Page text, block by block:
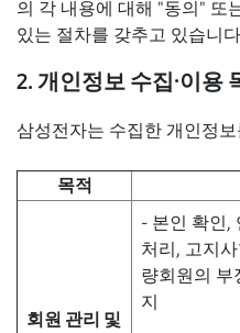
의 각 내용에 대해 "동의" 또
있는 절차를 갖추고 있습니
2. 개인정보 수집∙이용
삼성전자는 수집한 개인정
목적
회원 관리 및
- 본인 확인,
처리, 고지
량회원의 부
지